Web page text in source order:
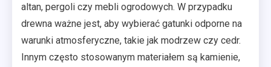
altan, pergoli czy mebli ogrodowych. W przypadku
drewna ważne jest, aby wybierać gatunki odporne na
warunki atmosferyczne, takie jak modrzew czy cedr.
Innym często stosowanym materiałem są kamienie,